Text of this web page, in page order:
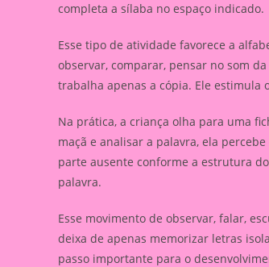
completa a sílaba no espaço indicado.
Esse tipo de atividade favorece a
observar, comparar, pensar no som
trabalha apenas a cópia. Ele estimula
Na prática, a criança olha para uma
maçã e analisar a palavra, ela
parte ausente conforme a estrutura
palavra.
Esse movimento de observar, falar,
deixa de apenas memorizar letras
passo importante para o